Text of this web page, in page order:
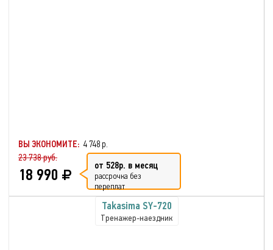
ВЫ ЭКОНОМИТЕ: 4 748 р.
23 738 руб.
18 990 от 528р. в месяц
рассрочка без
переплат
Takasima SY-720
Тренажер-наездник